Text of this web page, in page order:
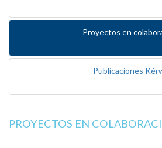
Proyectos en
Publicaciones
PROYECTOS EN